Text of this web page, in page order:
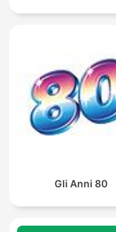
Gli Anni 80